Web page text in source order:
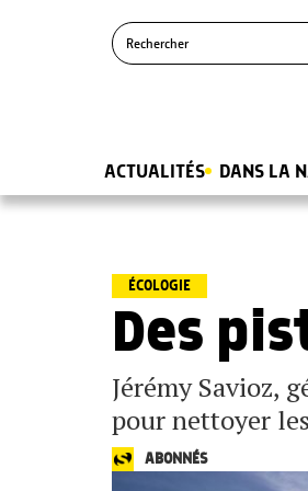
ACTUALITÉS DANS LA
ÉCOLOGIE
Des
Jérémy Savioz,
pour nettoyer
ABONNÉS